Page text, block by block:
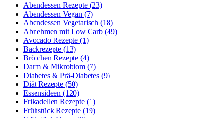
Abendessen Rezepte (23)
Abendessen Vegan (7)
Abendessen Vegetarisch (18)
Abnehmen mit Low Carb (49)
Avocado Rezepte (1)
Backrezepte (13)
Brötchen Rezepte (4)
Darm & Mikrobiom (7)
Diabetes & Prä-Diabetes (9)
Diät Rezepte (50)
Essensideen (120)
Frikadellen Rezepte (1)
Frühstück Rezepte (19)